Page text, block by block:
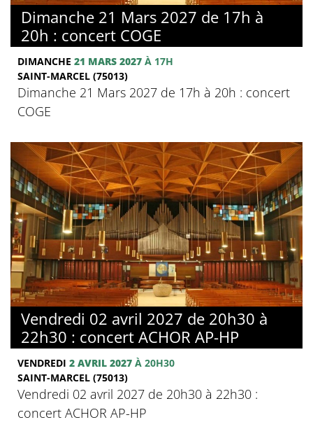
Dimanche 21 Mars 2027 de 17h à
20h : concert COGE
DIMANCHE 21 MARS 2027 À 17H
SAINT-MARCEL (75013)
Dimanche 21 Mars 2027 de 17h à 20h : concert
COGE
Vendredi 02 avril 2027 de 20h30 à
22h30 : concert ACHOR AP-HP
VENDREDI 2 AVRIL 2027 À 20H30
SAINT-MARCEL (75013)
Vendredi 02 avril 2027 de 20h30 à 22h30 :
concert ACHOR AP-HP